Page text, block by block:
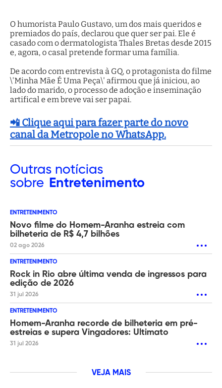
O humorista Paulo Gustavo, um dos mais queridos e
premiados do país, declarou que quer ser pai. Ele é
casado com o dermatologista Thales Bretas desde 2015
e, agora, o casal pretende formar uma família.
De acordo com entrevista à GQ, o protagonista do filme
\'Minha Mãe É Uma Peça\' afirmou que já iniciou, ao
lado do marido, o processo de adoção e inseminação
artifical e em breve vai ser papai.
📲 Clique aqui para fazer parte do novo
canal da Metropole no WhatsApp.
Outras notícias
sobre Entretenimento
ENTRETENIMENTO
Novo filme do Homem-Aranha estreia com
bilheteria de R$ 4,7 bilhões
02 ago 2026
ENTRETENIMENTO
Rock in Rio abre última venda de ingressos para
edição de 2026
31 jul 2026
ENTRETENIMENTO
Homem-Aranha recorde de bilheteria em pré-
estreias e supera Vingadores: Ultimato
31 jul 2026
VEJA MAIS